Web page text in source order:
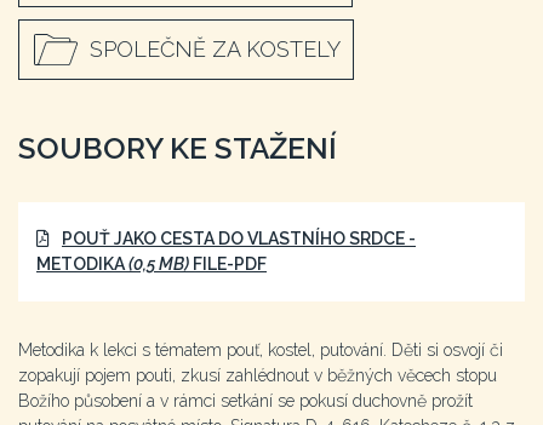
SPOLEČNĚ ZA KOSTELY
SOUBORY KE STAŽENÍ
POUŤ JAKO CESTA DO VLASTNÍHO SRDCE -
METODIKA(0,5 MB) FILE-PDF
Metodika k lekci s tématem pouť, kostel, putování. Děti si osvojí či
zopakují pojem pouti, zkusí zahlédnout v běžných věcech stopu
Božího působení a v rámci setkání se pokusí duchovně prožít